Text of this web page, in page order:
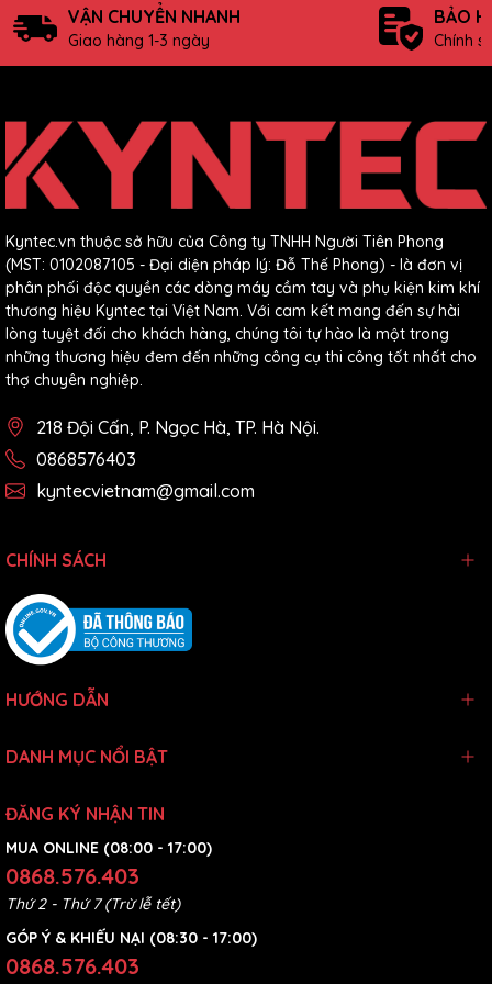
CHẾ ĐỘ BẢO HÀNH
Việt Nam hoặc các trung tâm bảo hành/sửa chữa ủy quyền
của Kynko, Kyntec trên toàn quốc.
Khách hàng có thể kích hoạt bảo hành điện tử hoặc tra cứu
dụng ứng dụng Vietcheck và quét tem bảo hành điện tử trên
sảnphẩm.
VẬN CHUYỂN NHANH
Giao hàng 1-3 ngày
BẢO
Chính
Kyntec.vn thuộc sở hữu của Công ty TNHH Người Tiên Phong
(MST: 0102087105 - Đại diện pháp lý: Đỗ Thế Phong) - là đơn vị
phân phối độc quyền các dòng máy cầm tay và phụ kiện kim khí
thương hiệu Kyntec tại Việt Nam. Với cam kết mang đến sự hài
lòng tuyệt đối cho khách hàng, chúng tôi tự hào là một trong
những thương hiệu đem đến những công cụ thi công tốt nhất cho
thợ chuyên nghiệp.
218 Đội Cấn, P. Ngọc Hà, TP. Hà Nội.
0868576403
kyntecvietnam@gmail.com
CHÍNH SÁCH
HƯỚNG DẪN
DANH MỤC NỔI BẬT
ĐĂNG KÝ NHẬN TIN
MUA ONLINE (08:00 - 17:00)
0868.576.403
Thứ 2 - Thứ 7 (Trừ lễ tết)
GÓP Ý & KHIẾU NẠI (08:30 - 17:00)
0868.576.403